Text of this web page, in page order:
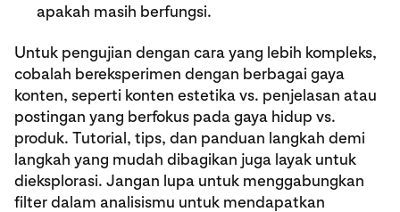
apakah masih berfungsi.
Untuk pengujian dengan cara yang lebih kompleks,
cobalah bereksperimen dengan berbagai gaya
konten, seperti konten estetika vs. penjelasan atau
postingan yang berfokus pada gaya hidup vs.
produk. Tutorial, tips, dan panduan langkah demi
langkah yang mudah dibagikan juga layak untuk
dieksplorasi. Jangan lupa untuk menggabungkan
filter dalam analisismu untuk mendapatkan